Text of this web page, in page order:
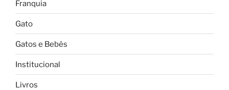
Franquia
Gato
Gatos e Bebês
Institucional
Livros